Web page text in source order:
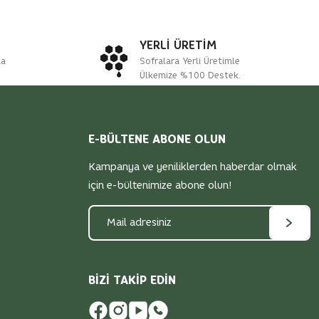
YERLİ ÜRETİM
Sofralara Yerli Üretimle
Ülkemize %100 Destek.
E-BÜLTENE ABONE OLUN
Kampanya ve yeniliklerden haberdar olmak
için e-bültenimize abone olun!
BİZİ TAKİP EDİN